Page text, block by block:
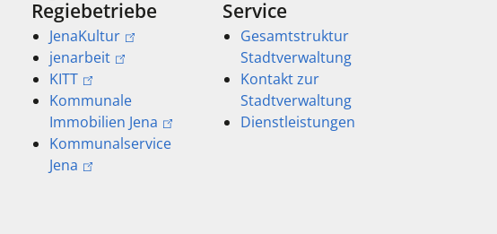
Regiebetriebe
JenaKultur
jenarbeit
KITT
Kommunale
Immobilien Jena
Kommunalservice
Jena
Service
Gesamtstruktur
Stadtverwaltung
Kontakt zur
Stadtverwaltung
Dienstleistungen